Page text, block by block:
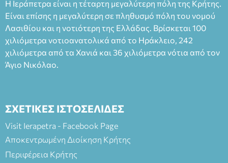
Η Ιεράπετρα είναι η τέταρτη μεγαλύτερη πόλη της Κρήτης.
Είναι επίσης η μεγαλύτερη σε πληθυσμό πόλη του νομού
Λασιθίου και η νοτιότερη της Ελλάδας. Βρίσκεται 100
χιλιόμετρα νοτιοανατολικά από το Ηράκλειο, 242
χιλιόμετρα από τα Χανιά και 36 χιλιόμετρα νότια από τον
Άγιο Νικόλαο.
ΣΧΕΤΙΚΕΣ ΙΣΤΟΣΕΛΙΔΕΣ
Visit Ierapetra - Facebook Page
Αποκεντρωμένη Διοίκηση Κρήτης
Περιφέρεια Κρήτης